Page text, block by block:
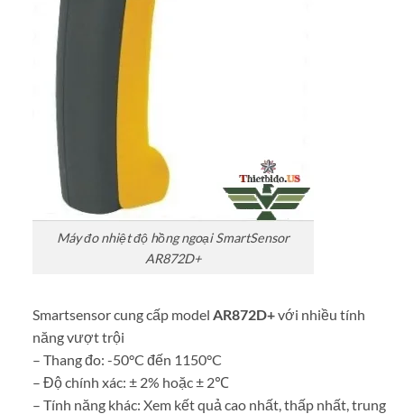
Máy đo nhiệt độ hồng ngoại SmartSensor
AR872D+
Smartsensor cung cấp model AR872D+với nhiều tính
năng vượt trội
– Thang đo: -50°C đến 1150°C
– Độ chính xác: ± 2% hoặc ± 2℃
– Tính năng khác: Xem kết quả cao nhất, thấp nhất, trung